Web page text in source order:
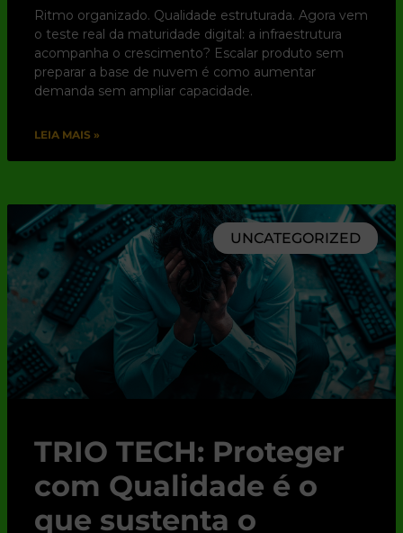
Ritmo organizado. Qualidade estruturada. Agora vem
o teste real da maturidade digital: a infraestrutura
acompanha o crescimento? Escalar produto sem
preparar a base de nuvem é como aumentar
demanda sem ampliar capacidade.
LEIA MAIS »
UNCATEGORIZED
TRIO TECH: Proteger
com Qualidade é o
que sustenta o